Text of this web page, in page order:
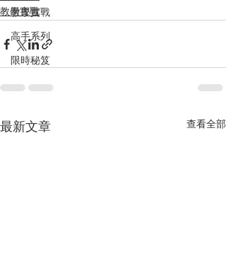
教學實戰
高手系列
限時秘笈
教學實戰
最新文章 查看全部